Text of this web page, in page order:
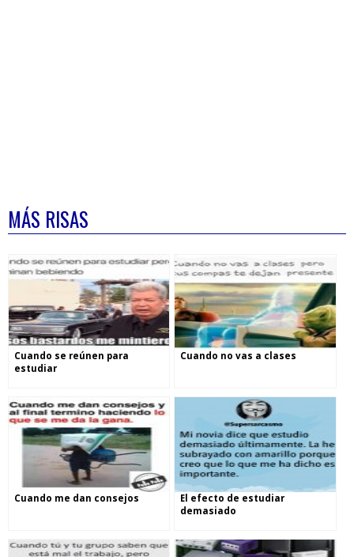
MÁS RISAS
Cuando se reúnen para
estudiar
Cuando no vas a clases
Cuando me dan consejos
El efecto de estudiar
demasiado